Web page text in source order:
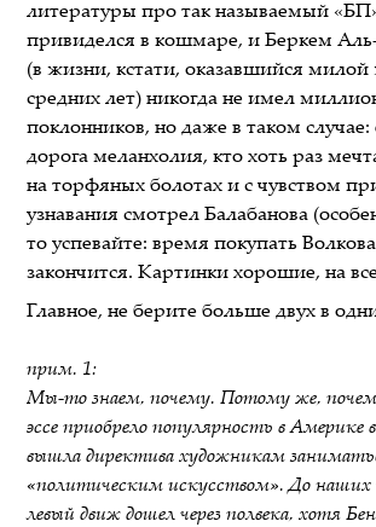
литературы про так называемый
привиделся в кошмаре, и Беркем
(в жизни, кстати, оказавшийся
средних лет) никогда не имел
поклонников, но даже в таком
дорога меланхолия, кто хоть раз
на торфяных болотах и с чувством
узнавания смотрел Балабанова
то успевайте: время покупать
закончится. Картинки хорошие, на
Главное, не берите больше двух в
прим. 1:
Мы-то знаем, почему. Потому же,
эссе приобрело популярность в Америке в
вышла директива художникам
«политическим искусством». До
левый движ дошел через полвека, хотя